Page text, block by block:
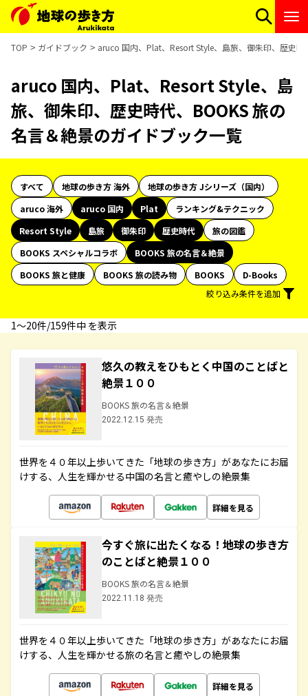
TOP ガイドブック aruco 国内、Plat、Resort Style、島旅、御朱印、歴史
aruco 国内、Plat、Resort Style、島
旅、御朱印、歴史時代、BOOKS 旅の
名言＆絶景のガイドブック一覧
すべて 地球の歩き方 海外
地球の歩き方 Jシリーズ（国内）
aruco 海外
aruco 国内 Plat
ランキング&テクニック
Resort Style
島旅 御朱印 歴史時代
旅の図鑑
BOOKS スペシャルコラボ
BOOKS 旅の名言＆絶景
BOOKS 旅と健康
BOOKS 旅の読み物 BOOKS
D-Books
絞り込み条件を追加
1〜20件/159件中 を表示
悠久の教えをひもとく中国のことばと
絶景１００
BOOKS 旅の名言＆絶景
2022.12.15 発売
世界を４０年以上歩いてきた「地球の歩き方」があなたにお届
けする、人生を輝かせる中国の名言と癒やしの絶景集
詳細を見る
今すぐ旅に出たくなる！地球の歩き方
のことばと絶景１００
BOOKS 旅の名言＆絶景
2022.11.18 発売
世界を４０年以上歩いてきた「地球の歩き方」があなたにお届
けする、人生を輝かせる旅の名言と癒やしの絶景集
詳細を見る